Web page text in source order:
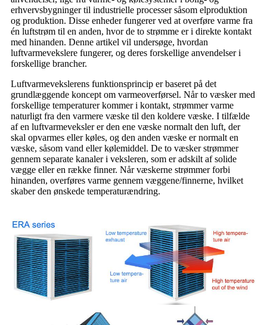
erhvervsbygninger til industrielle processer såsom elproduktion
og produktion. Disse enheder fungerer ved at overføre varme fra
én luftstrøm til en anden, hvor de to strømme er i direkte kontakt
med hinanden. Denne artikel vil undersøge, hvordan
luftvarmevekslere fungerer, og deres forskellige anvendelser i
forskellige brancher.
Luftvarmevekslerens funktionsprincip er baseret på det
grundlæggende koncept om varmeoverførsel. Når to væsker med
forskellige temperaturer kommer i kontakt, strømmer varme
naturligt fra den varmere væske til den koldere væske. I tilfælde
af en luftvarmeveksler er den ene væske normalt den luft, der
skal opvarmes eller køles, og den anden væske er normalt en
væske, såsom vand eller kølemiddel. De to væsker strømmer
gennem separate kanaler i veksleren, som er adskilt af solide
vægge eller en række finner. Når væskerne strømmer forbi
hinanden, overføres varme gennem væggene/finnerne, hvilket
skaber den ønskede temperaturændring.